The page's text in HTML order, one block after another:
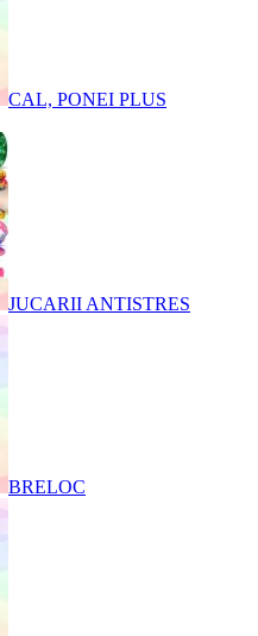
CAL, PONEI PLUS
JUCARII ANTISTRES
BRELOC